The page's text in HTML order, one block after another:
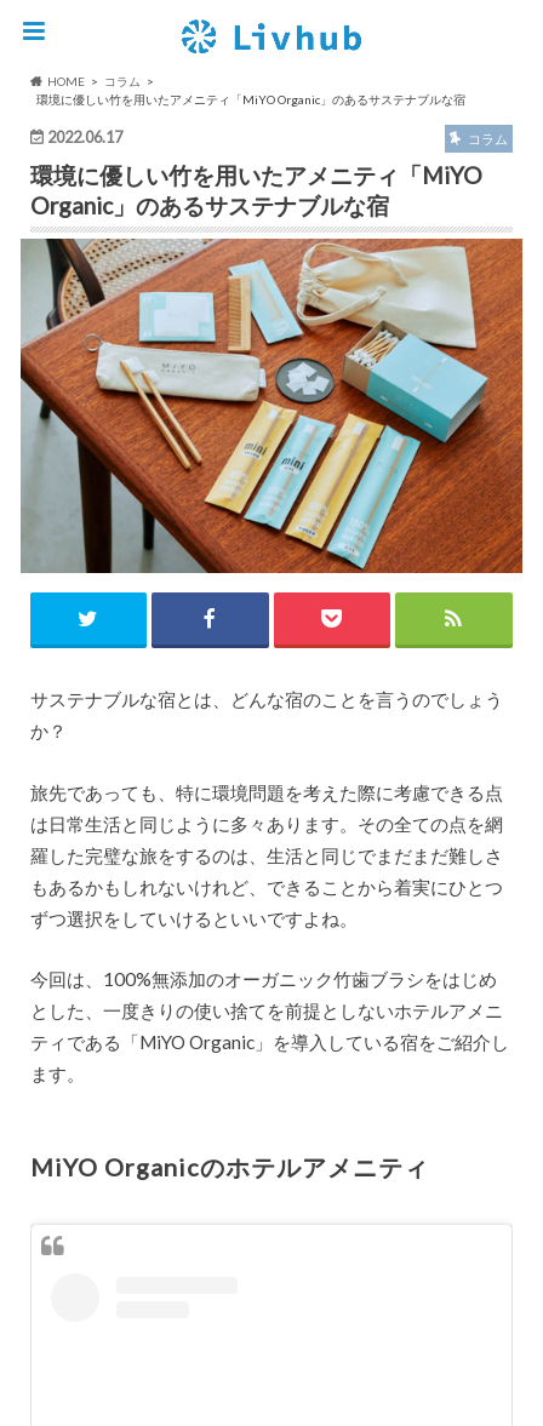
HOME
コラム
環境に優しい竹を用いたアメニティ「MiYO Organic」のあるサステナブルな宿
2022.06.17 コラム
環境に優しい竹を用いたアメニティ「MiYO
Organic」のあるサステナブルな宿
サステナブルな宿とは、どんな宿のことを言うのでしょう
か？
旅先であっても、特に環境問題を考えた際に考慮できる点
は日常生活と同じように多々あります。その全ての点を網
羅した完璧な旅をするのは、生活と同じでまだまだ難しさ
もあるかもしれないけれど、できることから着実にひとつ
ずつ選択をしていけるといいですよね。
今回は、100%無添加のオーガニック竹歯ブラシをはじめ
とした、一度きりの使い捨てを前提としないホテルアメニ
ティである「MiYO Organic」を導入している宿をご紹介し
ます。
MiYO Organicのホテルアメニティ